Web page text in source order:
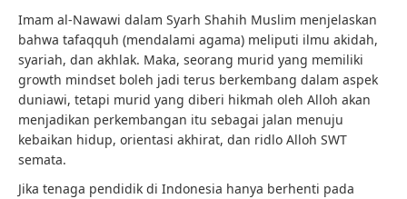
Imam al-Nawawi dalam Syarh Shahih Muslim menjelaskan
bahwa tafaqquh (mendalami agama) meliputi ilmu akidah,
syariah, dan akhlak. Maka, seorang murid yang memiliki
growth mindset boleh jadi terus berkembang dalam aspek
duniawi, tetapi murid yang diberi hikmah oleh Alloh akan
menjadikan perkembangan itu sebagai jalan menuju
kebaikan hidup, orientasi akhirat, dan ridlo Alloh SWT
semata.
Jika tenaga pendidik di Indonesia hanya berhenti pada